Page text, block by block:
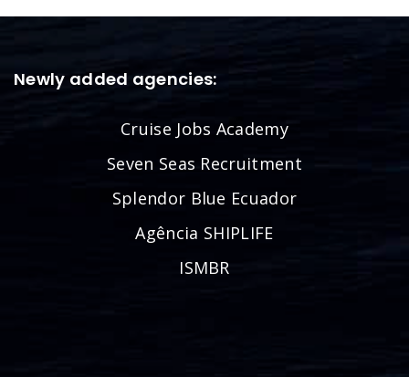
Newly added agencies:
Cruise Jobs Academy
Seven Seas Recruitment
Splendor Blue Ecuador
Agência SHIPLIFE
ISMBR